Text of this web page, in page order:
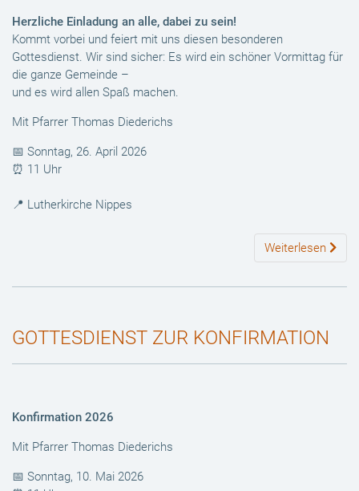
Herzliche Einladung an alle, dabei zu sein!
Kommt vorbei und feiert mit uns diesen besonderen
Gottesdienst. Wir sind sicher: Es wird ein schöner Vormittag für
die ganze Gemeinde –
und es wird allen Spaß machen.
Mit Pfarrer Thomas Diederichs
📅 Sonntag, 26. April 2026
⏰ 11 Uhr
📍 Lutherkirche Nippes
Weiterlesen
GOTTESDIENST ZUR KONFIRMATION
Konfirmation 2026
Mit Pfarrer Thomas Diederichs
📅 Sonntag, 10. Mai 2026